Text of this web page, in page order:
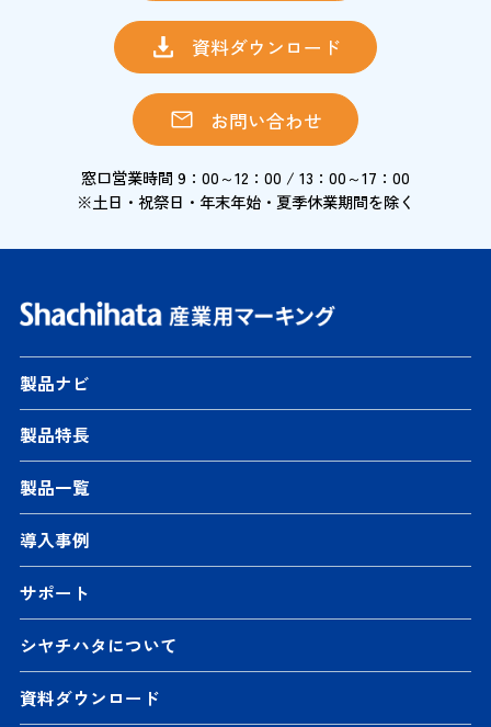
資料ダウンロード
お問い合わせ
窓口営業時間 9：00～12：00 / 13：00～17：00
※土日・祝祭日・年末年始・夏季休業期間を除く
製品ナビ
製品特長
製品一覧
導入事例
サポート
シヤチハタについて
資料ダウンロード